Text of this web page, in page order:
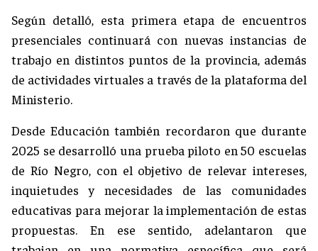
Según detalló, esta primera etapa de encuentros
presenciales continuará con nuevas instancias de
trabajo en distintos puntos de la provincia, además
de actividades virtuales a través de la plataforma del
Ministerio.
Desde Educación también recordaron que durante
2025 se desarrolló una prueba piloto en 50 escuelas
de Río Negro, con el objetivo de relevar intereses,
inquietudes y necesidades de las comunidades
educativas para mejorar la implementación de estas
propuestas. En ese sentido, adelantaron que